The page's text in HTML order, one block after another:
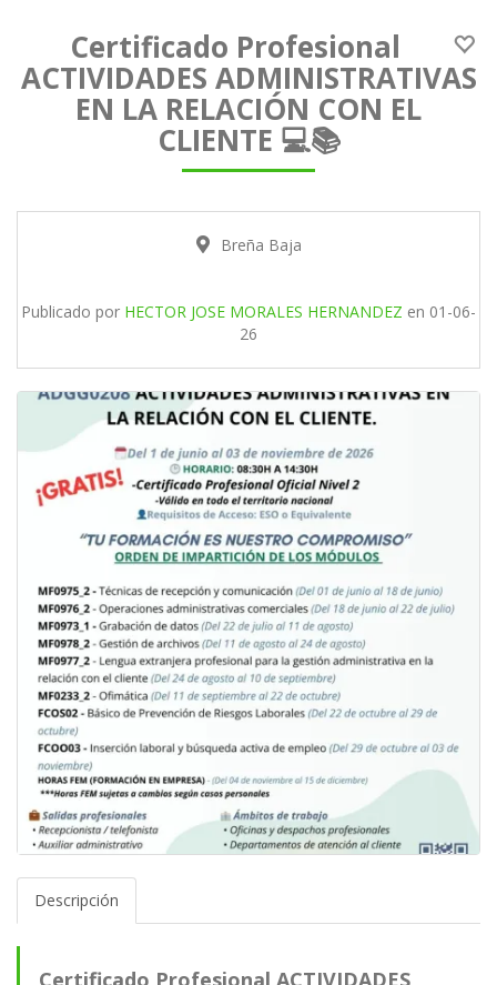
Certificado Profesional
ACTIVIDADES ADMINISTRATIVAS
EN LA RELACIÓN CON EL
CLIENTE 💻📚
Breña Baja
Publicado por HECTOR JOSE MORALES HERNANDEZ en 01-06-
26
Descripción
Certificado Profesional ACTIVIDADES